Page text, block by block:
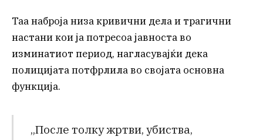
Таа наброја низа кривични дела и трагични
настани кои ја потресоа јавноста во
изминатиот период, нагласувајќи дека
полицијата потфрлила во својата основна
функција.
„После толку жртви, убиства,